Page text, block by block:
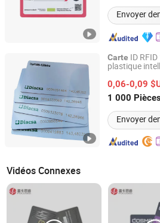
Envoyer
Carte ID
plastique
0,06-0,09
1 000
Envoyer
Quanzhou Jianghe Technology
Fujian, China Depuis
Vidéos Connexes